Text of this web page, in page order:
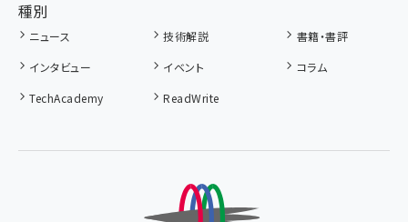
種別
ニュース 技術解説
書籍・書評
インタビュー
イベント
コラム
TechAcademy
ReadWrite